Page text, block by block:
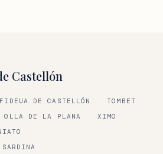
Castellón
FIDEUA DE CASTELLÓN
TOMBET
OLLA DE LA PLANA
XIMO